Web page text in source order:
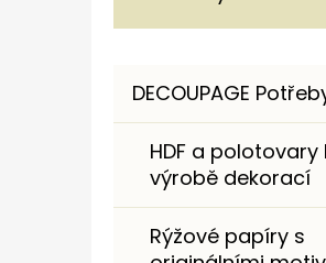
Přeskočit
kategorie
T
O
DECOUPAGE
HDF a polotovary
výrobě dekorací
Rýžové papíry s